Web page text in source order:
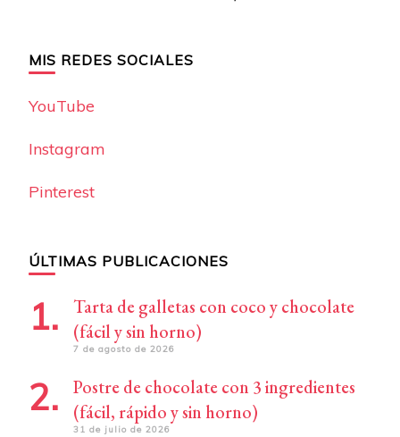
MIS REDES SOCIALES
YouTube
Instagram
Pinterest
ÚLTIMAS PUBLICACIONES
Tarta de galletas con coco y chocolate
(fácil y sin horno)
7 de agosto de 2026
Postre de chocolate con 3 ingredientes
(fácil, rápido y sin horno)
31 de julio de 2026